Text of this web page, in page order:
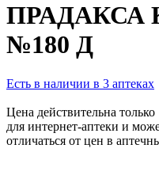
ПРАДАКСА
№180 Д
Есть в наличии в 3 аптеках
Цена действительна только
для интернет-аптеки и
отличаться от цен в